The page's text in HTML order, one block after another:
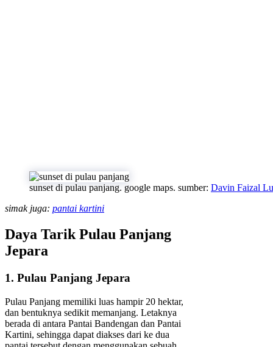
sunset di pulau panjang. google maps. sumber: Davin Faizal
simak juga: pantai kartini
Daya Tarik Pulau Panjang
Jepara
1. Pulau Panjang Jepara
Pulau Panjang memiliki luas hampir 20 hektar,
dan bentuknya sedikit memanjang. Letaknya
berada di antara Pantai Bandengan dan Pantai
Kartini, sehingga dapat diakses dari ke dua